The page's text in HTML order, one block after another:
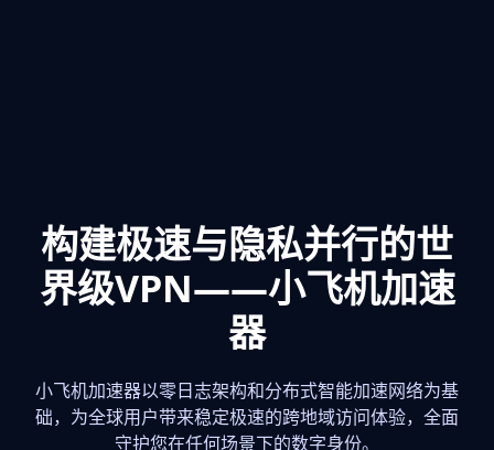
构建极速与隐私并行的世
界级VPN——小飞机加速
器
小飞机加速器以零日志架构和分布式智能加速网络为基
础，为全球用户带来稳定极速的跨地域访问体验，全面
守护您在任何场景下的数字身份。